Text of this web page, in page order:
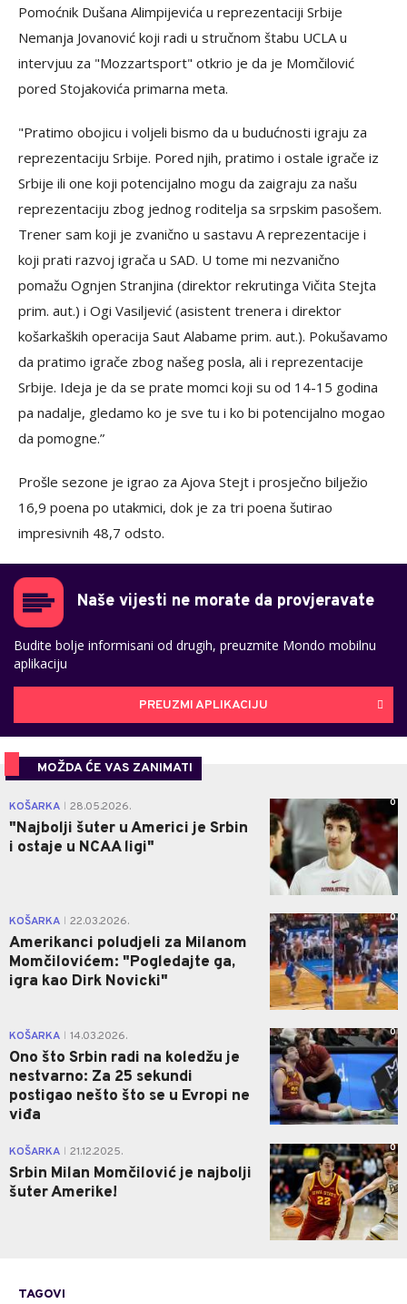
Pomoćnik Dušana Alimpijevića u reprezentaciji Srbije
Nemanja Jovanović koji radi u stručnom štabu UCLA u
intervjuu za "Mozzartsport" otkrio je da je Momčilović
pored Stojakovića primarna meta.
"Pratimo obojicu i voljeli bismo da u budućnosti igraju za
reprezentaciju Srbije. Pored njih, pratimo i ostale igrače iz
Srbije ili one koji potencijalno mogu da zaigraju za našu
reprezentaciju zbog jednog roditelja sa srpskim pasošem.
Trener sam koji je zvanično u sastavu A reprezentacije i
koji prati razvoj igrača u SAD. U tome mi nezvanično
pomažu Ognjen Stranjina (direktor rekrutinga Vičita Stejta
prim. aut.) i Ogi Vasiljević (asistent trenera i direktor
košarkaških operacija Saut Alabame prim. aut.). Pokušavamo
da pratimo igrače zbog našeg posla, ali i reprezentacije
Srbije. Ideja je da se prate momci koji su od 14-15 godina
pa nadalje, gledamo ko je sve tu i ko bi potencijalno mogao
da pomogne.”
Prošle sezone je igrao za Ajova Stejt i prosječno bilježio
16,9 poena po utakmici, dok je za tri poena šutirao
impresivnih 48,7 odsto.
Naše vijesti ne morate da provjeravate
Budite bolje informisani od drugih, preuzmite Mondo mobilnu
aplikaciju
PREUZMI APLIKACIJU
MOŽDA ĆE VAS ZANIMATI
KOŠARKA 28.05.2026.
"Najbolji šuter u Americi je Srbin
i ostaje u NCAA ligi"
0
KOŠARKA 22.03.2026.
Amerikanci poludjeli za Milanom
Momčilovićem: "Pogledajte ga,
igra kao Dirk Novicki"
0
KOŠARKA 14.03.2026.
Ono što Srbin radi na koledžu je
nestvarno: Za 25 sekundi
postigao nešto što se u Evropi ne
viđa
0
KOŠARKA 21.12.2025.
Srbin Milan Momčilović je najbolji
šuter Amerike!
0
TAGOVI